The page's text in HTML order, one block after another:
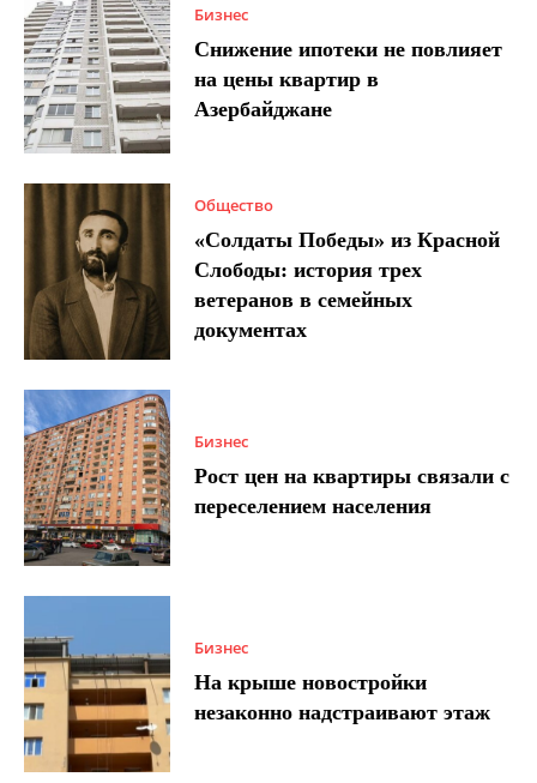
Бизнес
Снижение ипотеки не повлияет
на цены квартир в
Азербайджане
Общество
«Солдаты Победы» из Красной
Слободы: история трех
ветеранов в семейных
документах
Бизнес
Рост цен на квартиры связали с
переселением населения
Бизнес
На крыше новостройки
незаконно надстраивают этаж